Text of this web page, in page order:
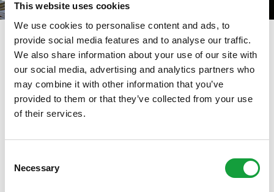
This website uses cookies
We use cookies to personalise content and ads, to
provide social media features and to analyse our traffic.
We also share information about your use of our site with
our social media, advertising and analytics partners who
may combine it with other information that you’ve
provided to them or that they’ve collected from your use
of their services.
Selection
Necessary
tag directory > enzo diroma
Enzo Diroma
Di seguito tutti i contenuti taggati con: Enzo Diroma
ISCRIVITI ALLA NEWSLETTER
Resta aggiornato su tutte le ultime novita nel campo